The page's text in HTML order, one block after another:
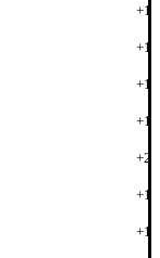
+1
+1
+1
+1
+2
+1
+1